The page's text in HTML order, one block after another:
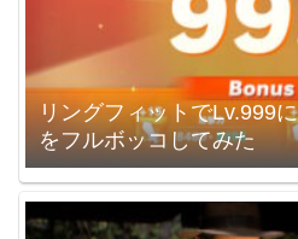
リングフィットでLv.999
をフルボッコしてみた